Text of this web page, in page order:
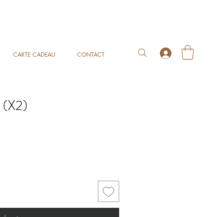
CARTE CADEAU CONTACT
(X2)